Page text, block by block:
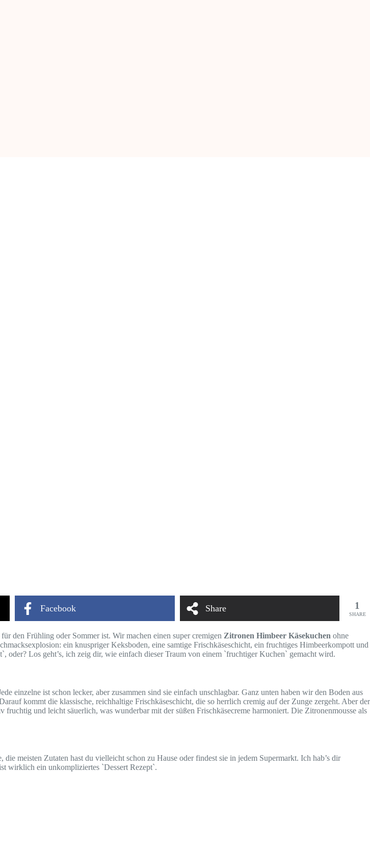
Facebook Share 1
SHARE
den Frühling oder Sommer ist. Wir machen einen super cremigen Zitronen Himbeer Käsekuchen ohne
ein knuspriger Keksboden, eine samtige Frischkäseschicht, ein fruchtiges Himbeerkompott und
Los geht’s, ich zeig dir, wie einfach dieser Traum von einem `fruchtiger Kuchen` gemacht wird.
einzelne ist schon lecker, aber zusammen sind sie einfach unschlagbar. Ganz unten haben wir den Boden aus
kommt die klassische, reichhaltige Frischkäseschicht, die so herrlich cremig auf der Zunge zergeht. Aber der
fruchtig und leicht säuerlich, was wunderbar mit der süßen Frischkäsecreme harmoniert. Die Zitronenmousse als
meisten Zutaten hast du vielleicht schon zu Hause oder findest sie in jedem Supermarkt. Ich hab’s dir
wirklich ein unkompliziertes `Dessert Rezept`.